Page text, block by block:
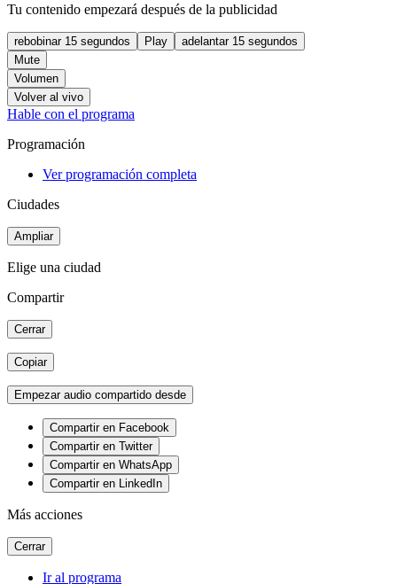
Tu contenido empezará después de la publicidad
rebobinar 15 segundos Play
adelantar 15 segundos
Mute
Volumen
Volver al vivo
Hable con el programa
Programación
Ver programación completa
Ciudades
Ampliar
Elige una ciudad
Compartir
Cerrar
Copiar
Empezar audio compartido desde
Compartir en Facebook
Compartir en Twitter
Compartir en WhatsApp
Compartir en LinkedIn
Más acciones
Cerrar
Ir al programa